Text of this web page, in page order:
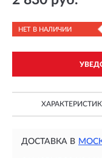
НЕТ В НАЛИЧИИ
ДОСТАВКА В